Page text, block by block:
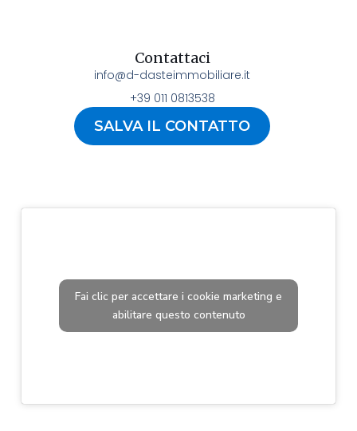
Contattaci
info@d-dasteimmobiliare.it
+39 011 0813538
SALVA IL CONTATTO
Fai clic per accettare i cookie marketing e
abilitare questo contenuto